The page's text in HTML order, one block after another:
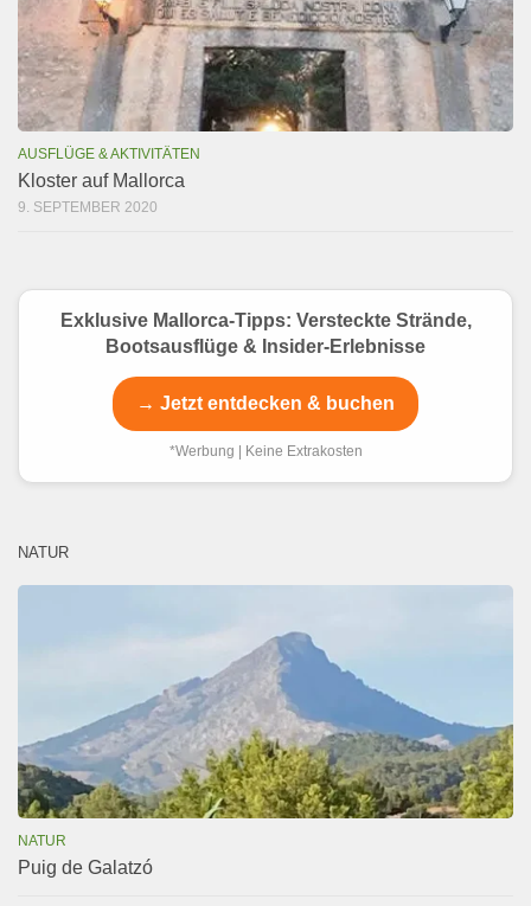
AUSFLÜGE & AKTIVITÄTEN
Kloster auf Mallorca
9. SEPTEMBER 2020
Exklusive Mallorca-Tipps: Versteckte Strände,
Bootsausflüge & Insider-Erlebnisse
→ Jetzt entdecken & buchen
*Werbung | Keine Extrakosten
NATUR
NATUR
Puig de Galatzó